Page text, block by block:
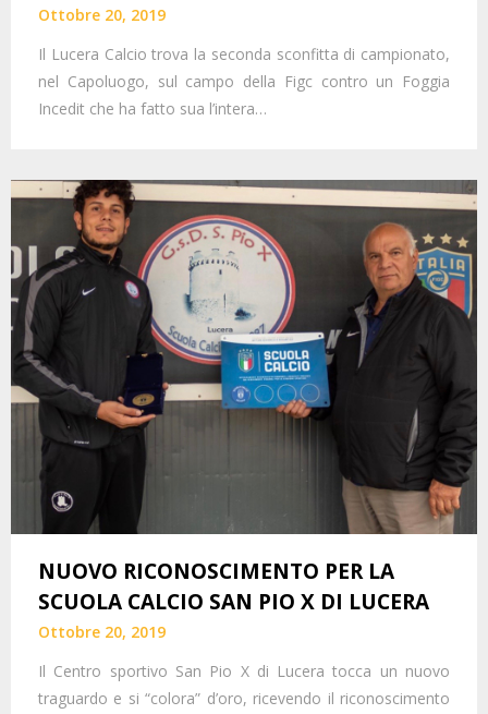
Ottobre 20, 2019
Il Lucera Calcio trova la seconda sconfitta di campionato,
nel Capoluogo, sul campo della Figc contro un Foggia
Incedit che ha fatto sua l’intera…
NUOVO RICONOSCIMENTO PER LA
SCUOLA CALCIO SAN PIO X DI LUCERA
Ottobre 20, 2019
Il Centro sportivo San Pio X di Lucera tocca un nuovo
traguardo e si “colora” d’oro, ricevendo il riconoscimento